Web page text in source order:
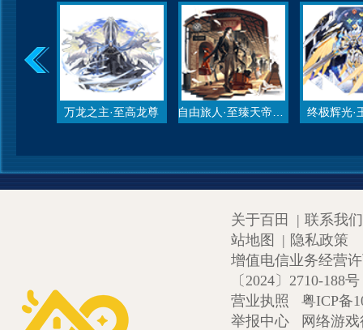
万龙之主·至高龙尊 终极辉光·
关于百田 | 联系我们
站地图
| 隐私政策
增值电信业务经营
〔2024〕2710-188号
营业执照
粤ICP备
举报中心
网络游